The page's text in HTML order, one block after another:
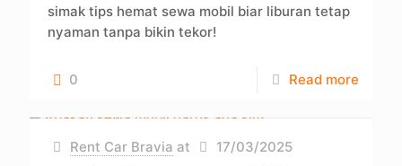
simak tips hemat sewa mobil biar liburan tetap
nyaman tanpa bikin tekor!
0 Read more
Rent Car Bravia at 17/03/2025